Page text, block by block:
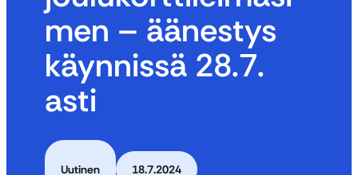
men – äänestys
käynnissä 28.7.
asti
Uutinen 18.7.2024